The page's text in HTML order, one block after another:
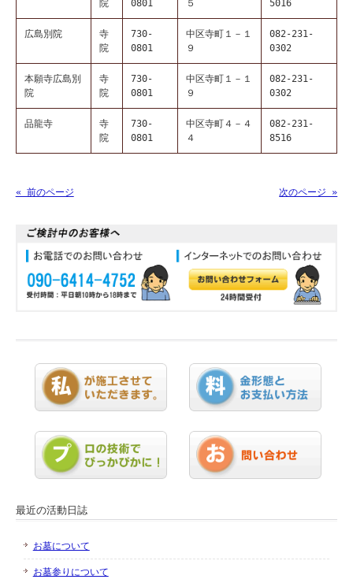
院
0801
５
5016
広島別院
寺
院
730-
0801
中区寺町１－１
９
082-231-
0302
本願寺広島別
院
寺
院
730-
0801
中区寺町１－１
９
082-231-
0302
品龍寺
寺
院
730-
0801
中区寺町４－４
４
082-231-
8516
« 前のページ 次のページ »
最近の活動日誌
お墓について
お墓参りについて